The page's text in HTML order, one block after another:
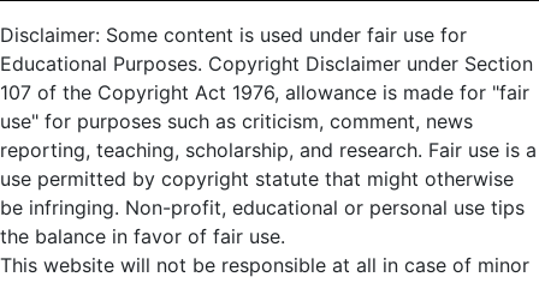
Disclaimer: Some content is used under fair use for
Educational Purposes. Copyright Disclaimer under Section
107 of the Copyright Act 1976, allowance is made for "fair
use" for purposes such as criticism, comment, news
reporting, teaching, scholarship, and research. Fair use is a
use permitted by copyright statute that might otherwise
be infringing. Non-profit, educational or personal use tips
the balance in favor of fair use.
This website will not be responsible at all in case of minor